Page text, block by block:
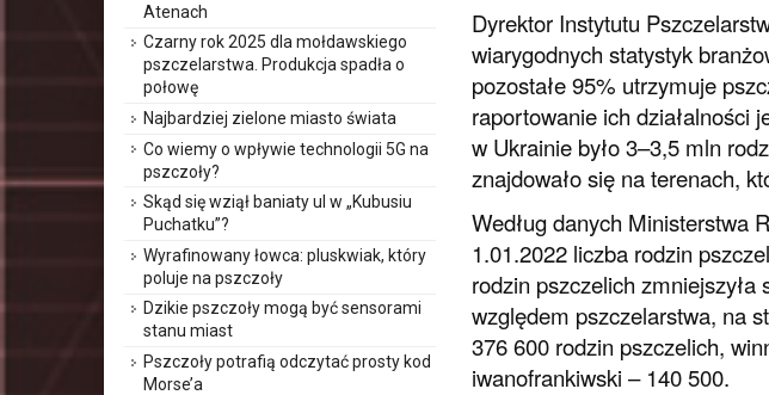
Dyrektor Instytutu
wiarygodnych statystyk
pozostałe 95% utrzymuje
raportowanie ich działalności
w Ukrainie było 3–3,5 mln
znajdowało się na terenach,
Według danych Ministerstwa
1.01.2022 liczba rodzin
rodzin pszczelich
względem pszczelarstwa, na
376 600 rodzin pszczelich,
iwanofrankiwski – 140 500.
Atenach
Czarny rok 2025 dla mołdawskiego
pszczelarstwa. Produkcja spadła o
połowę
Najbardziej zielone miasto świata
Co wiemy o wpływie technologii 5G na
pszczoły?
Skąd się wziął baniaty ul w „Kubusiu
Puchatku”?
Wyrafinowany łowca: pluskwiak, który
poluje na pszczoły
Dzikie pszczoły mogą być sensorami
stanu miast
Pszczoły potrafią odczytać prosty kod
Morse’a